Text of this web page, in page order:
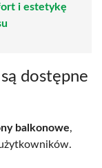
i estetykę
dostępne
balkonowe,